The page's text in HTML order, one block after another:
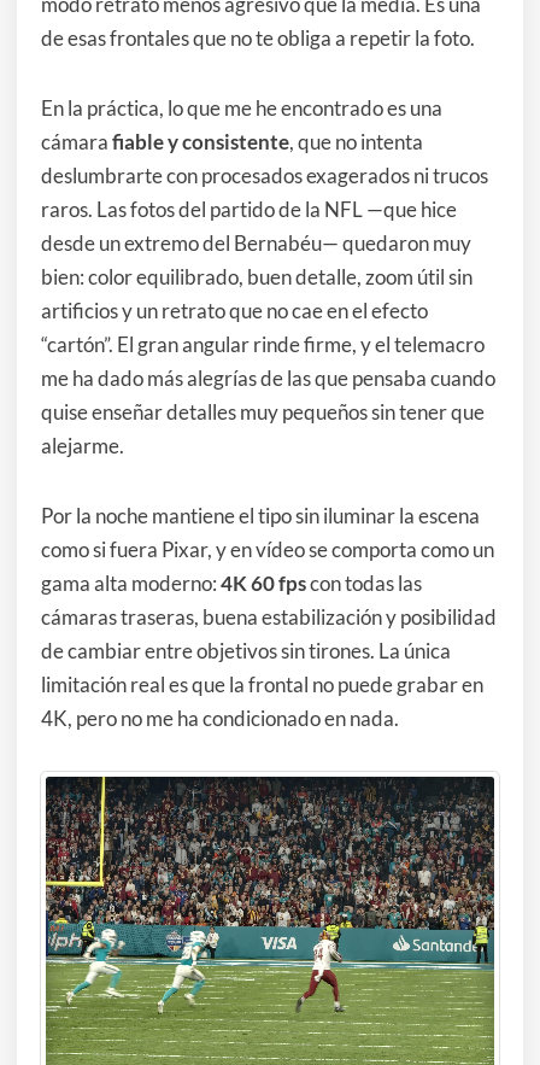
de esas frontales que no te obliga a repetir la foto.
En la práctica, lo que me he encontrado es una
cámarafiable y consistente, que no intenta
deslumbrarte con procesados exagerados ni trucos
raros. Las fotos del partido de la NFL —que hice
desde un extremo del Bernabéu— quedaron muy
bien: color equilibrado, buen detalle, zoom útil sin
artificios y un retrato que no cae en el efecto
“cartón”. El gran angular rinde firme, y el telemacro
me ha dado más alegrías de las que pensaba cuando
quise enseñar detalles muy pequeños sin tener que
alejarme.
Por la noche mantiene el tipo sin iluminar la escena
como si fuera Pixar, y en vídeo se comporta como un
gama alta moderno:4K 60 fpscon todas las
cámaras traseras, buena estabilización y posibilidad
de cambiar entre objetivos sin tirones. La única
limitación real es que la frontal no puede grabar en
4K, pero no me ha condicionado en nada.